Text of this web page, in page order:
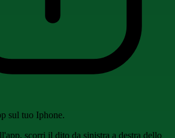
sul tuo Iphone.
scorri il dito da sinistra a destra dello